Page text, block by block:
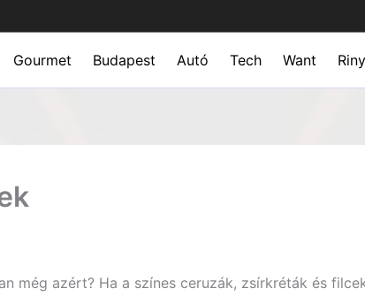
Gourmet Budapest Autó Tech Want
még azért? Ha a színes ceruzák, zsírkréták és